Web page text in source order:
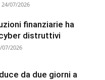
24/07/2026
finanziarie ha
distruttivi
07/2026
da due giorni a